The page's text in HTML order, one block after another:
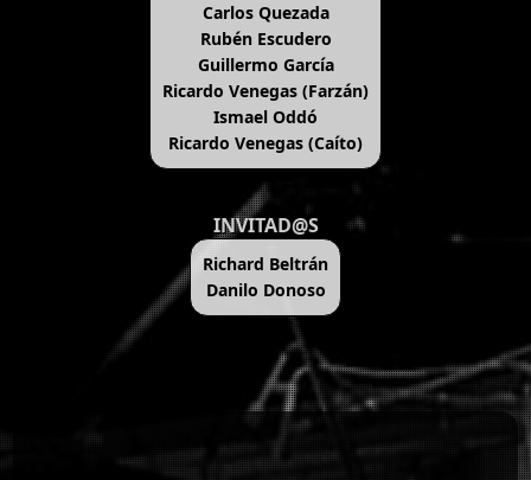
Carlos Quezada
Rubén Escudero
Guillermo García
Ricardo Venegas (Farzán)
Ismael Oddó
Ricardo Venegas (Caíto)
INVITAD@S
Richard Beltrán
Danilo Donoso